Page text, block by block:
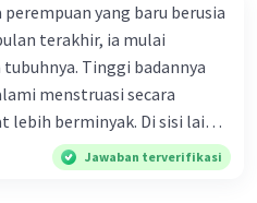
inflasi di mana
(penawaran uang) naik
b. Menimbulkan deflasi di
beredar (penawaran
kanan atas c. Tingkat bunga
jumlah uang beredar
yang baru berusia
terakhir, ia mulai
Tinggi badannya
menstruasi secara
berminyak. Di sisi lain,
dan sering khawatir
tinggi badan yang
Jawaban terverifikasi